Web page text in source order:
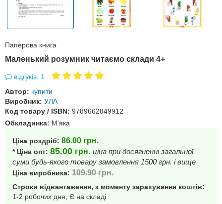
Паперова книга
Маленький розумник читаємо склади 4+
відгуків: 1
Автор: купити
Виробник: УЛА
Код товару / ISBN: 9789662849912
Обкладинка: М'яка
Ціна роздріб: 86.00 грн.
* Ціна опт: 85.00 грн. ціна при досягненні загальної
суми будь-якого товару замовлення 1500 грн. і вище
Ціна виробника: 109.90грн.
Строки відвантаження, з моменту зарахування коштів:
1-2 робочих дня, Є на складі